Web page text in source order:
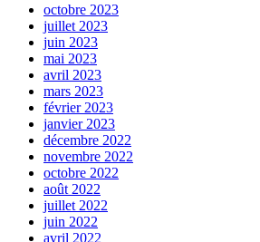
octobre 2023
juillet 2023
juin 2023
mai 2023
avril 2023
mars 2023
février 2023
janvier 2023
décembre 2022
novembre 2022
octobre 2022
août 2022
juillet 2022
juin 2022
avril 2022